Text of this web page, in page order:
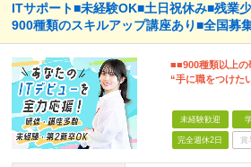
ITサポート■未経験OK■土日祝休み■残業
900種類のスキルアップ講座あり■全国募
■■900種類以上
“手に職をつけた
未経験歓迎
完全週休2日 賞